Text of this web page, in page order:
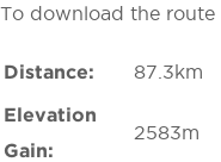
To download the
Distance:
87.3km
Elevation
Gain:
2583m